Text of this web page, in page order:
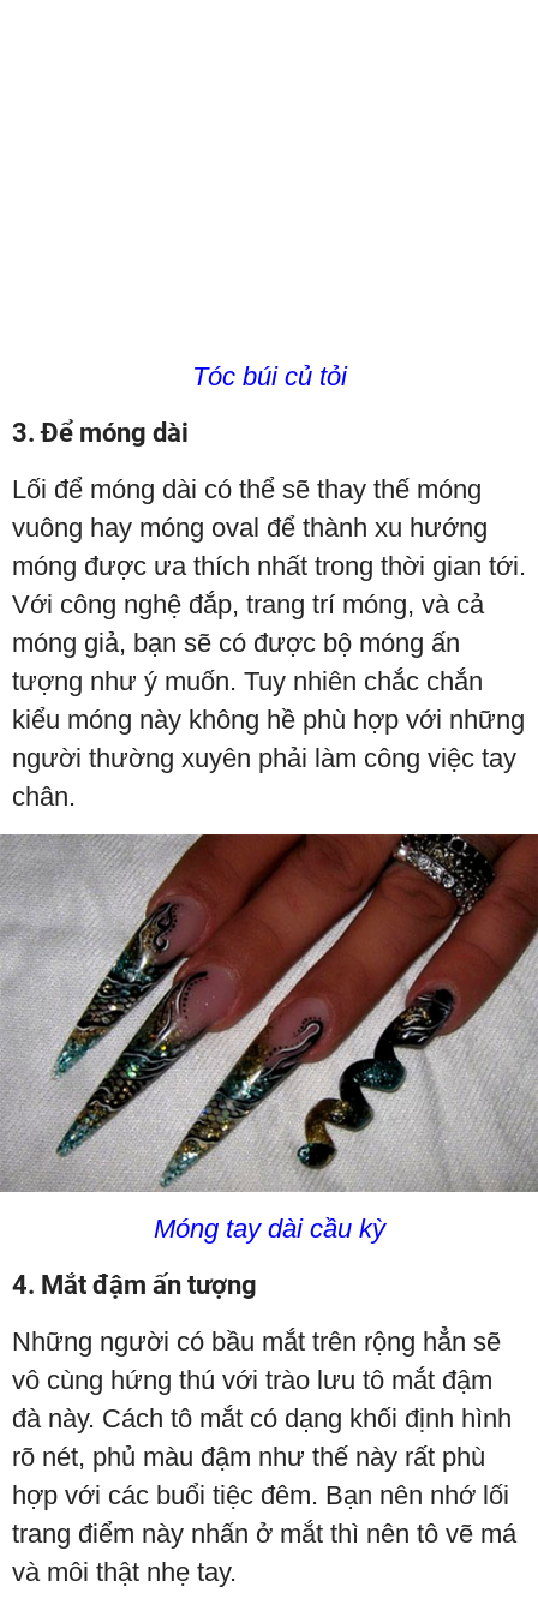
Tóc búi củ tỏi
3. Để móng dài
Lối để móng dài có thể sẽ thay thế móng
vuông hay móng oval để thành xu hướng
móng được ưa thích nhất trong thời gian tới.
Với công nghệ đắp, trang trí móng, và cả
móng giả, bạn sẽ có được bộ móng ấn
tượng như ý muốn. Tuy nhiên chắc chắn
kiểu móng này không hề phù hợp với những
người thường xuyên phải làm công việc tay
chân.
Móng tay dài cầu kỳ
4. Mắt đậm ấn tượng
Những người có bầu mắt trên rộng hẳn sẽ
vô cùng hứng thú với trào lưu tô mắt đậm
đà này. Cách tô mắt có dạng khối định hình
rõ nét, phủ màu đậm như thế này rất phù
hợp với các buổi tiệc đêm. Bạn nên nhớ lối
trang điểm này nhấn ở mắt thì nên tô vẽ má
và môi thật nhẹ tay.